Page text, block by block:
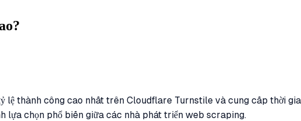
lệ thành công cao nhất trên Cloudflare Turnstile và cung cấp thời
lựa chọn phổ biến giữa các nhà phát triển web scraping.